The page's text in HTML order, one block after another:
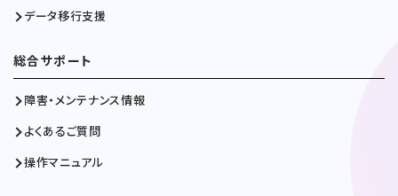
データ移行支援
総合サポート
障害・メンテナンス情報
よくあるご質問
操作マニュアル